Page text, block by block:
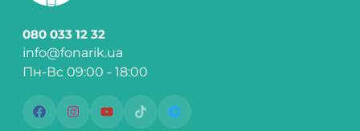
080 033 12 32
info@fonarik.ua
Пн-Вс 09:00 - 18:00